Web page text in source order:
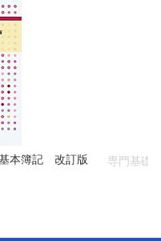
本簿記 改訂版 専門基礎